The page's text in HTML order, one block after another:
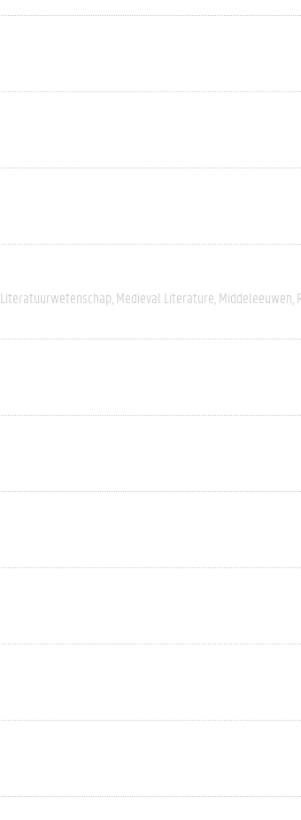
Literatuurwetenschap Medieval Literature Middeleeuwen